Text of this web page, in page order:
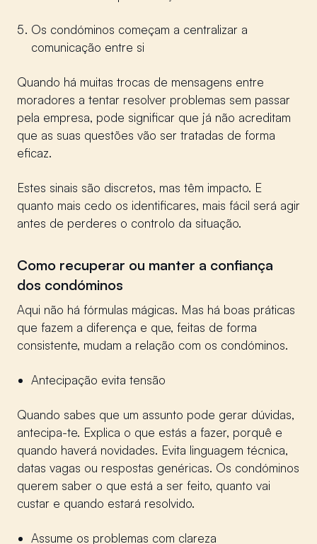
Os condóminos começam a centralizar a
comunicação entre si
Quando há muitas trocas de mensagens entre
moradores a tentar resolver problemas sem passar
pela empresa, pode significar que já não acreditam
que as suas questões vão ser tratadas de forma
eficaz.
Estes sinais são discretos, mas têm impacto. E
quanto mais cedo os identificares, mais fácil será agir
antes de perderes o controlo da situação.
Como recuperar ou manter a confiança
dos condóminos
Aqui não há fórmulas mágicas. Mas há boas práticas
que fazem a diferença e que, feitas de forma
consistente, mudam a relação com os condóminos.
Antecipação evita tensão
Quando sabes que um assunto pode gerar dúvidas,
antecipa-te. Explica o que estás a fazer, porquê e
quando haverá novidades. Evita linguagem técnica,
datas vagas ou respostas genéricas. Os condóminos
querem saber o que está a ser feito, quanto vai
custar e quando estará resolvido.
Assume os problemas com clareza